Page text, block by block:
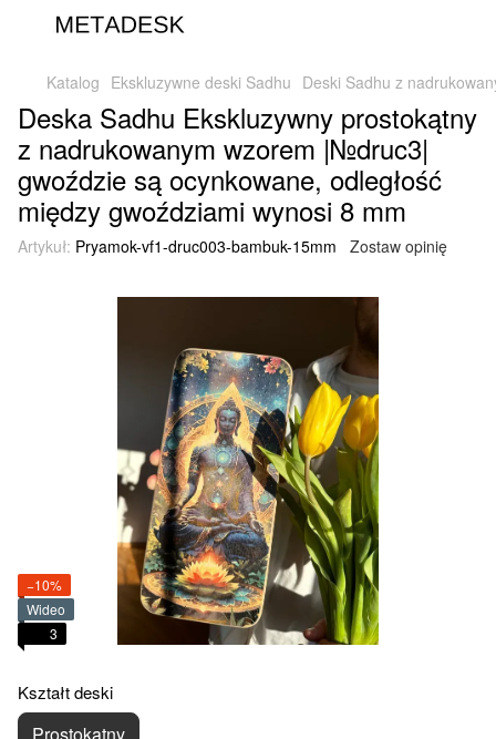
Katalog Ekskluzywne deski Sadhu Deski Sadhu z
Deska Sadhu Ekskluzywny prostokątny
z nadrukowanym wzorem |№druc3|
gwoździe są ocynkowane, odległość
między gwoździami wynosi 8 mm
Artykuł: Pryamok-vf1-druc003-bambuk-15mm Zostaw opinię
−10%
Wideo
3
Kształt deski
Prostokątny